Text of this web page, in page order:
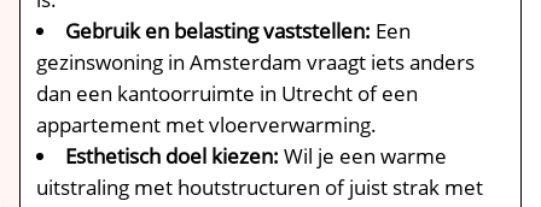
Gebruik en belasting vaststellen: Een
gezinswoning in Amsterdam vraagt iets anders
dan een kantoorruimte in Utrecht of een
appartement met vloerverwarming.​
Esthetisch doel kiezen: Wil je een warme
uitstraling met houtstructuren of juist strak met